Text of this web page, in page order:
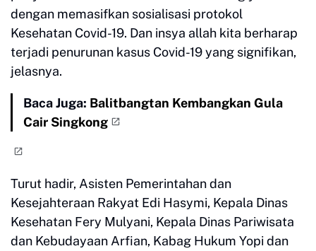
dengan memasifkan sosialisasi protokol
Kesehatan Covid-19. Dan insya allah kita berharap
terjadi penurunan kasus Covid-19 yang signifikan,
jelasnya.
Baca Juga: Balitbangtan Kembangkan Gula
Cair Singkong
Turut hadir, Asisten Pemerintahan dan
Kesejahteraan Rakyat Edi Hasymi, Kepala Dinas
Kesehatan Fery Mulyani, Kepala Dinas Pariwisata
dan Kebudayaan Arfian, Kabag Hukum Yopi dan